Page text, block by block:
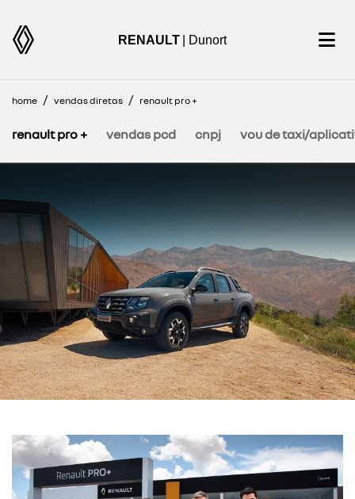
RENAULT | Dunort
home vendas diretas renault pro +
renault pro + vendas pcd cnpj vou de taxi/